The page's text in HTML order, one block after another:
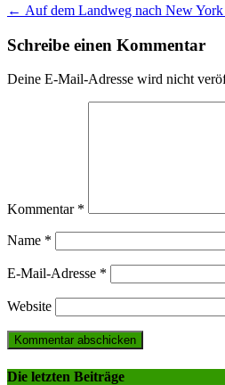
Post
navigation
← Auf dem Landweg nach New
Schreibe einen Kommentar
Deine E-Mail-Adresse wird nicht
Kommentar *
Name *
E-Mail-Adresse *
Website
Die letzten Beiträge